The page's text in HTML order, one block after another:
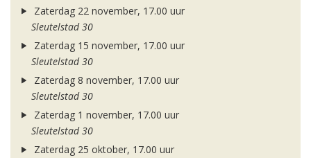
Zaterdag 22 november, 17.00 uur
Sleutelstad 30
Zaterdag 15 november, 17.00 uur
Sleutelstad 30
Zaterdag 8 november, 17.00 uur
Sleutelstad 30
Zaterdag 1 november, 17.00 uur
Sleutelstad 30
Zaterdag 25 oktober, 17.00 uur